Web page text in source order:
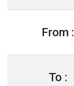
From :
To :